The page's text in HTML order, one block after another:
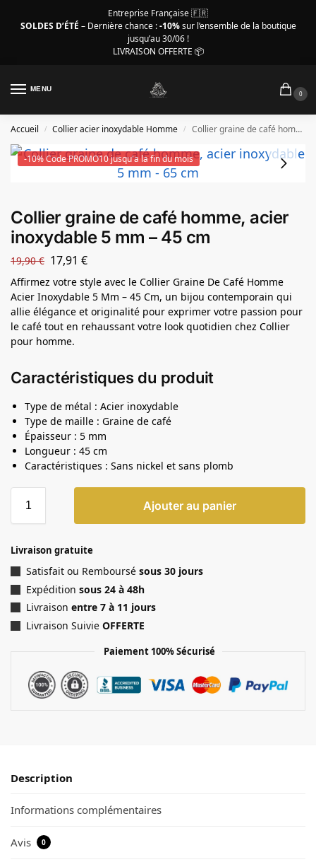
Entreprise Française 🇫🇷
SOLDES D’ÉTÉ – Dernière chance :-10%sur l’ensemble de la boutique
jusqu’au 30/06 !
LIVRAISON OFFERTE 📦
MENU
0
Accueil / Collier acier inoxydable Homme / Collier graine de café homme, acier inoxydable 5 mm – 45 cm
-10% Code PROMO10 jusqu'a la fin du mois
Collier graine de café homme, acier
inoxydable 5 mm – 45 cm
19,90€ 17,91 €
Affirmez votre style avec le Collier Graine De Café Homme
Acier Inoxydable 5 Mm – 45 Cm, un bijou contemporain qui
allie élégance et originalité pour exprimer votre passion pour
le café tout en rehaussant votre look quotidien chez Collier
pour homme.
Caractéristiques du produit
Type de métal : Acier inoxydable
Type de maille : Graine de café
Épaisseur : 5 mm
Longueur : 45 cm
Caractéristiques : Sans nickel et sans plomb
Ajouter au panier
Livraison gratuite
Satisfait ou Remboursé sous 30 jours
Expédition sous 24 à 48h
Livraison entre 7 à 11 jours
Livraison Suivie OFFERTE
Paiement 100% Sécurisé
Description
Informations complémentaires
Avis 0